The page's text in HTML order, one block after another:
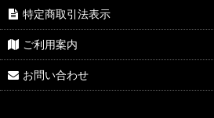
特定商取引法表示
ご利用案内
お問い合わせ